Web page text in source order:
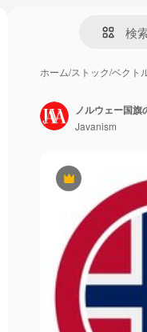
ホーム/ストック/ベクト
Premium
ノルウェー国
Javanism